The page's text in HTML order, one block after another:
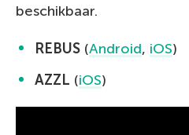
beschikbaar.
REBUS (Android, iOS)
AZZL (iOS)